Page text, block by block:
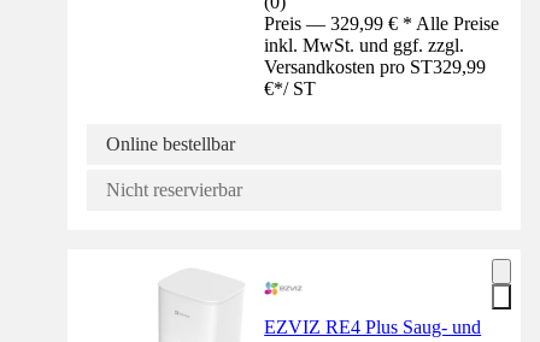
Preis — 329,99 € * Alle Preise
inkl. MwSt. und ggf. zzgl.
Versandkosten pro ST329,99
€*/ ST
Online bestellbar
Nicht reservierbar
EZVIZ RE4 Plus Saug- und